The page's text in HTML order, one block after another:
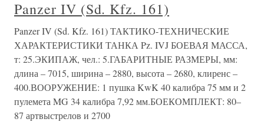
Panzer IV (Sd. Kfz. 161)
Panzer IV (Sd. Kfz. 161) ТАКТИКО-ТЕХНИЧЕСКИЕ
ХАРАКТЕРИСТИКИ ТАНКА Pz. IVJ БОЕВАЯ МАССА,
т: 25.ЭКИПАЖ, чел.: 5.ГАБАРИТНЫЕ РАЗМЕРЫ, мм:
длина – 7015, ширина – 2880, высота – 2680, клиренс –
400.ВООРУЖЕНИЕ: 1 пушка KwK 40 калибра 75 мм и 2
пулемета MG 34 калибра 7,92 мм.БОЕКОМПЛЕКТ: 80–
87 артвыстрелов и 2700